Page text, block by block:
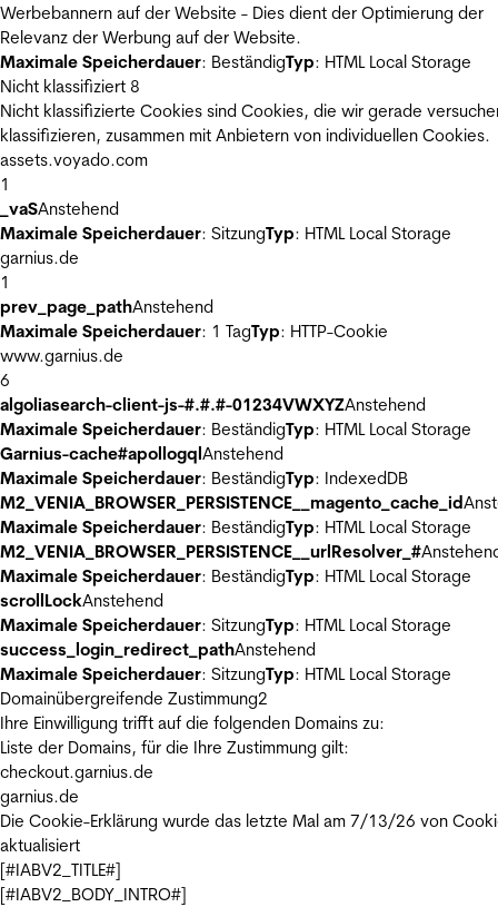
Werbebannern auf der Website - Dies dient der Optimierung der
Relevanz der Werbung auf der Website.
Maximale Speicherdauer: BeständigTyp: HTML Local Storage
Nicht klassifiziert 8
Nicht klassifizierte Cookies sind Cookies, die wir gerade
klassifizieren, zusammen mit Anbietern von individuellen Cookies.
assets.voyado.com
1
_vaSAnstehend
Maximale Speicherdauer: SitzungTyp: HTML Local Storage
garnius.de
1
prev_page_pathAnstehend
Maximale Speicherdauer: 1 TagTyp: HTTP-Cookie
www.garnius.de
6
algoliasearch-client-js-#.#.#-01234VWXYZAnstehend
Maximale Speicherdauer: BeständigTyp: HTML Local Storage
Garnius-cache#apollogqlAnstehend
Maximale Speicherdauer: BeständigTyp: IndexedDB
M2_VENIA_BROWSER_PERSISTENCE__magento_cache_id
Maximale Speicherdauer: BeständigTyp: HTML Local Storage
M2_VENIA_BROWSER_PERSISTENCE__urlResolver_#
Maximale Speicherdauer: BeständigTyp: HTML Local Storage
scrollLockAnstehend
Maximale Speicherdauer: SitzungTyp: HTML Local Storage
success_login_redirect_pathAnstehend
Maximale Speicherdauer: SitzungTyp: HTML Local Storage
Domainübergreifende Zustimmung2
Ihre Einwilligung trifft auf die folgenden Domains zu:
Liste der Domains, für die Ihre Zustimmung gilt:
checkout.garnius.de
garnius.de
Die Cookie-Erklärung wurde das letzte Mal am 7/13/26 von
aktualisiert
[#IABV2_TITLE#]
[#IABV2_BODY_INTRO#]